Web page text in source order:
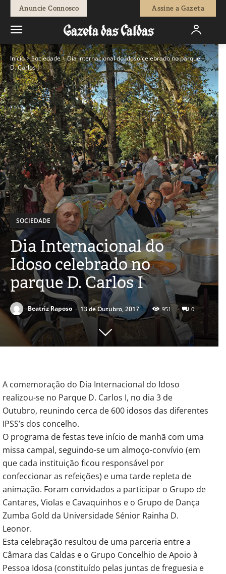
Anuncie Connosco Assine a Gazeta
Início Sociedade
Dia Internacional do Idoso celebrado no parque
D. Carlos I
SOCIEDADE
Dia Internacional do
Idoso celebrado no
parque D. Carlos I
Beatriz Raposo - 13 de Outubro, 2017 951 0
A comemoração do Dia Internacional do Idoso
realizou-se no Parque D. Carlos I, no dia 3 de
Outubro, reunindo cerca de 600 idosos das diferentes
IPSS’s dos concelho.
O programa de festas teve início de manhã com uma
missa campal, seguindo-se um almoço-convívio (em
que cada instituição ficou responsável por
confeccionar as refeições) e uma tarde repleta de
animação. Foram convidados a participar o Grupo de
Cantares, Violas e Cavaquinhos e o Grupo de Dança
Zumba Gold da Universidade Sénior Rainha D.
Leonor.
Esta celebração resultou de uma parceria entre a
Câmara das Caldas e o Grupo Concelhio de Apoio à
Pessoa Idosa (constituído pelas juntas de freguesia e